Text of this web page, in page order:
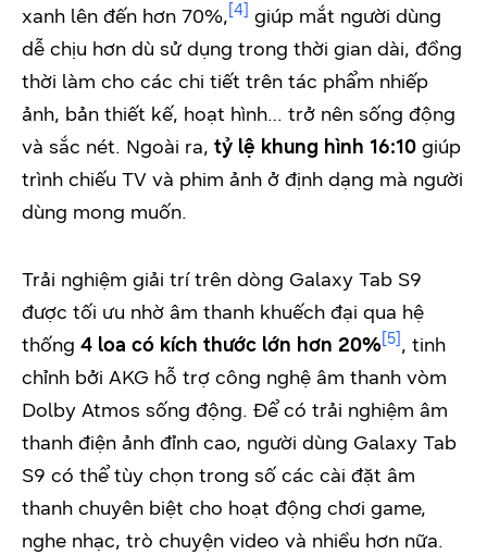
xanh lên đến hơn 70%, [4]
giúp mắt người dùng
dễ chịu hơn dù sử dụng trong thời gian dài, đồng
thời làm cho các chi tiết trên tác phẩm nhiếp
ảnh, bản thiết kế, hoạt hình… trở nên sống động
và sắc nét. Ngoài ra, tỷ lệ khung hình 16:10 giúp
trình chiếu TV và phim ảnh ở định dạng mà người
dùng mong muốn.
Trải nghiệm giải trí trên dòng Galaxy Tab S9
được tối ưu nhờ âm thanh khuếch đại qua hệ
thống 4 loa có kích thước lớn hơn 20% [5] , tinh
chỉnh bởi AKG hỗ trợ công nghệ âm thanh vòm
Dolby Atmos sống động. Để có trải nghiệm âm
thanh điện ảnh đỉnh cao, người dùng Galaxy Tab
S9 có thể tùy chọn trong số các cài đặt âm
thanh chuyên biệt cho hoạt động chơi game,
nghe nhạc, trò chuyện video và nhiều hơn nữa.